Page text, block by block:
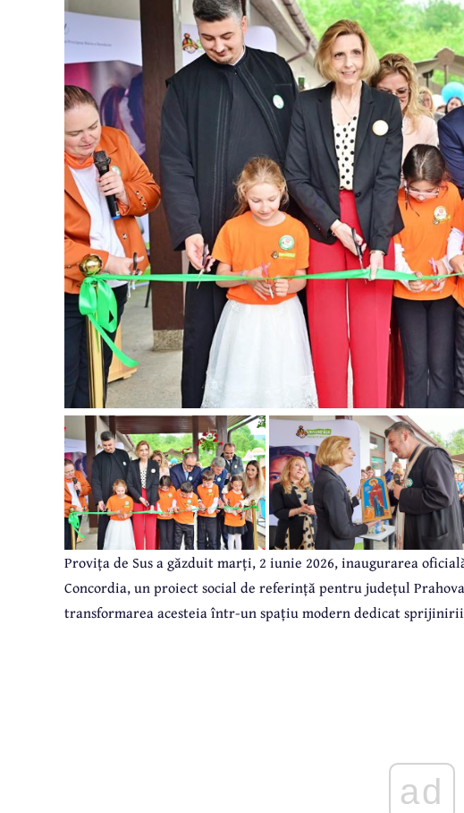
Provița de Sus a găzduit marți, 2 iunie 2026, inaugurarea
Concordia, un proiect social de referință pentru județul
transformarea acesteia într-un spațiu modern dedicat
ad